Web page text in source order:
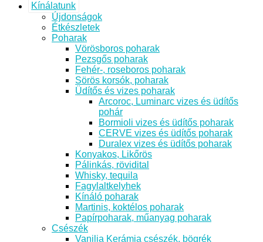
Kínálatunk
Újdonságok
Étkészletek
Poharak
Vörösboros poharak
Pezsgős poharak
Fehér-, roseboros poharak
Sörös korsók, poharak
Üdítős és vizes poharak
Arcoroc, Luminarc vizes és üdítős
pohár
Bormioli vizes és üdítős poharak
CERVE vizes és üdítős poharak
Duralex vizes és üdítős poharak
Konyakos, Likőrös
Pálinkás, rövidital
Whisky, tequila
Fagylaltkelyhek
Kínáló poharak
Martinis, koktélos poharak
Papírpoharak, műanyag poharak
Csészék
Vanilia Kerámia csészék, bögrék